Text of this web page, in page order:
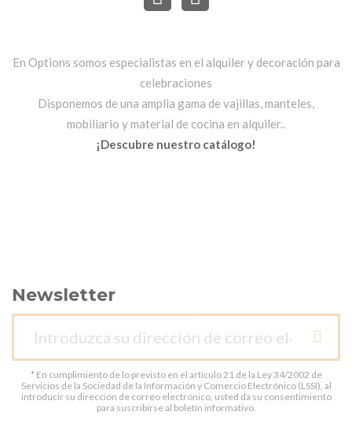
En Options somos especialistas en el alquiler y decoración para
celebraciones
Disponemos de una amplia gama de vajillas, manteles,
mobiliario y material de cocina en alquiler..
¡Descubre nuestro catálogo!
Newsletter
* En cumplimiento de lo previsto en el artículo 21 de la Ley 34/2002 de
Servicios de la Sociedad de la Información y Comercio Electrónico (LSSI), al
introducir su dirección de correo electrónico, usted da su consentimiento
para suscribirse al boletín informativo.